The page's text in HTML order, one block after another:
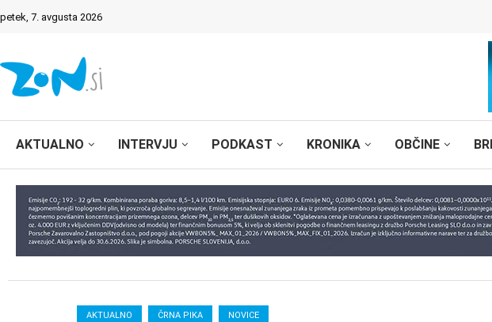
petek, 7. avgusta 2026
AKTUALNO INTERVJU PODKAST KRONIKA OBČINE
AKTUALNO ČRNA PIKA NOVICE